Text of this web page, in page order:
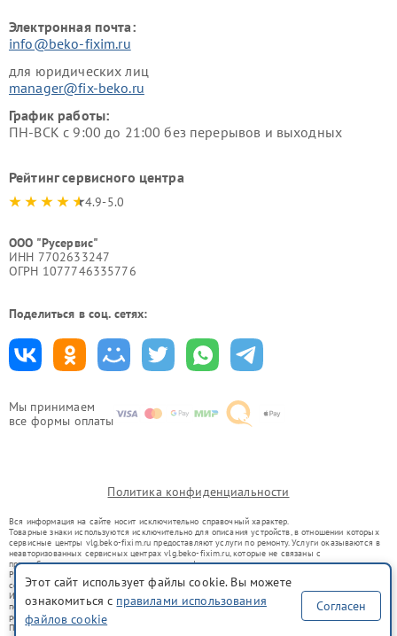
Мы принимаем
все формы оплаты
Электронная почта:
info@beko-fixim.ru
для юридических лиц
manager@fix-beko.ru
График работы:
ПН-ВСК с 9:00 до 21:00 без перерывов и выходных
Рейтинг сервисного центра
4.9-5.0
ООО "Русервис"
ИНН 7702633247
ОГРН 1077746335776
Поделиться в соц. сетях:
Политика конфиденциальности
Вся информация на сайте носит исключительно справочный характер.
Товарные знаки используются исключительно для описания устройств, в отношении которых
сервисные центры vlg.beko-fixim.ru предоставляют услуги по ремонту. Услуги оказываются в
неавторизованных сервисных центрах vlg.beko-fixim.ru, которые не связаны с
правообладателями товарных знаков или их официальными представителями.
Ремонт осуществляется для устройств, уже введенных в гражданский оборот в соответствии
со статьей 1487 ГК РФ.
Использование товарных знаков не преследует цели индивидуализации услуг или введения
потребителей в заблуждение, а служит для информирования о предоставляемых услугах по
ремонту техники указанных брендов.
Представленная на сайте информация не является публичной офертой, определяемой
Этот сайт использует файлы cookie. Вы можете
ознакомиться с правилами использования
файлов cookie
Согласен